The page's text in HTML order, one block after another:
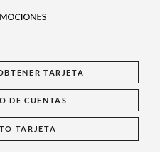
TARJETA
DE CUENTAS
TARJETA